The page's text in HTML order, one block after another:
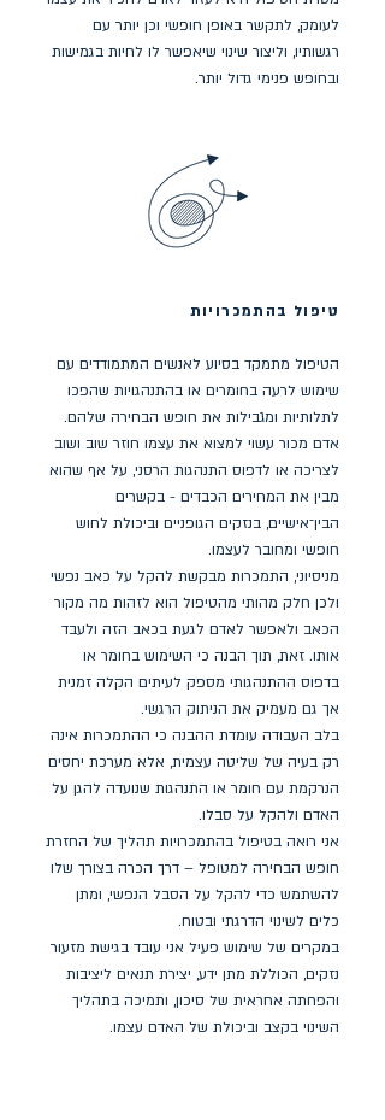
לעומק, לתקשר באופן חופשי וכן יותר עם
רגשותיו, וליצור שינוי שיאפשר לו לחיות בגמישות
ובחופש פנימי גדול יותר.
טיפול בהתמכרויות
הטיפול מתמקד בסיוע לאנשים המתמודדים עם
שימוש לרעה בחומרים או בהתנהגויות שהפכו
לתלותיות ומגבילות את חופש הבחירה שלהם.
אדם מכור עשוי למצוא את עצמו חוזר שוב ושוב
לצריכה או לדפוס התנהגות הרסני, על אף שהוא
מבין את המחירים הכבדים - בקשרים
הבין־אישיים, בנזקים הגופניים וביכולת לחוש
חופשי ומחובר לעצמו.
מניסיוני, התמכרות מבקשת להקל על כאב נפשי
ולכן חלק מהותי מהטיפול הוא לזהות מה מקור
הכאב ולאפשר לאדם לגעת בכאב הזה ולעבד
אותו. זאת, תוך הבנה כי השימוש בחומר או
בדפוס ההתנהגותי מספק לעיתים הקלה זמנית
אך גם מעמיק את הניתוק הרגשי.
בלב העבודה עומדת ההבנה כי ההתמכרות אינה
רק בעיה של שליטה עצמית, אלא מערכת יחסים
הנרקמת עם חומר או התנהגות שנועדה להגן על
האדם ולהקל על סבלו.
אני רואה בטיפול בהתמכרויות תהליך של החזרת
חופש הבחירה למטופל – דרך הכרה בצורך שלו
להשתמש כדי להקל על הסבל הנפשי, ומתן
כלים לשינוי הדרגתי ובטוח.
במקרים של שימוש פעיל אני עובד בגישת מזעור
נזקים, הכוללת מתן ידע, יצירת תנאים ליציבות
והפחתה אחראית של סיכון, ותמיכה בתהליך
השינוי בקצב וביכולת של האדם עצמו.